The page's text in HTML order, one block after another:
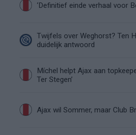
‘Definitief einde verhaal voor
Twijfels over Weghorst? Ten
duidelijk antwoord
Míchel helpt Ajax aan
Ter Stegen’
Ajax wil Sommer, maar Club